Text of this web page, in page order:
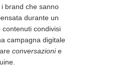
brand che sanno
durante un
contenuticondivisi
campagnadigitale
conversazionie